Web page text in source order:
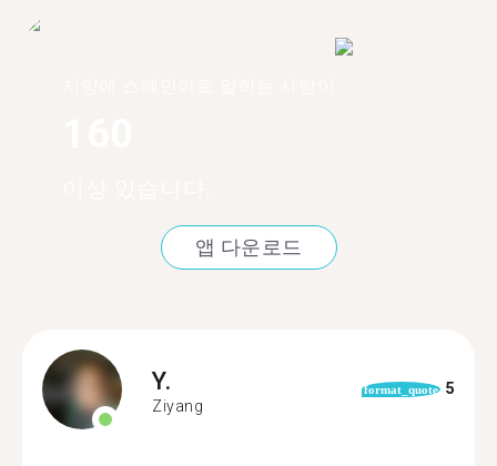
앱 다운로드
Y.
Ziyang
format_quote 5